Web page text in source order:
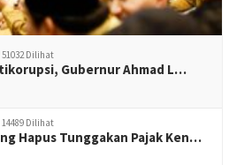
51032 Dilihat
Gubernur Ahmad L…
14489 Dilihat
Hapus Tunggakan Pajak Ken…